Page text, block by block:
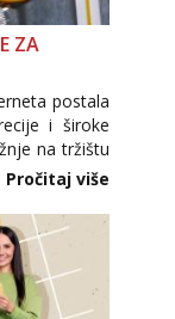
ZA
postala
i široke
na tržištu
nepouzdane
...
Pročitaj više